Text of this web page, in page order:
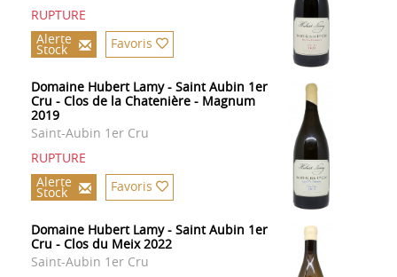
RUPTURE
Alerte
Stock Favoris
Domaine Hubert Lamy - Saint Aubin 1er
Cru - Clos de la Chatenière - Magnum
2019
Saint-Aubin 1er Cru
RUPTURE
Alerte
Stock Favoris
Domaine Hubert Lamy - Saint Aubin 1er
Cru - Clos du Meix 2022
Saint-Aubin 1er Cru